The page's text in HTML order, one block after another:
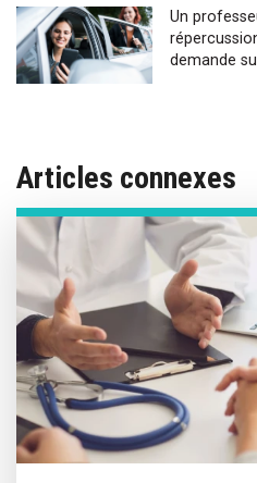
Un
demande
Articles connexes